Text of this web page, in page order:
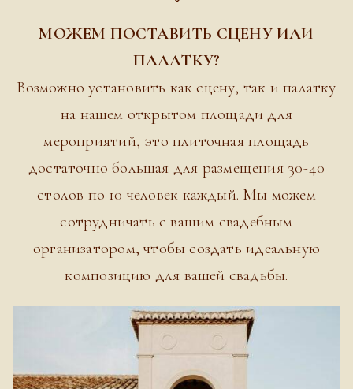
МОЖЕМ ПОСТАВИТЬ СЦЕНУ ИЛИ
ПАЛАТКУ?
Возможно установить как сцену, так и палатку
на нашем открытом площади для
мероприятий, это плиточная площадь
достаточно большая для размещения 30-40
столов по 10 человек каждый. Мы можем
сотрудничать с вашим свадебным
организатором, чтобы создать идеальную
композицию для вашей свадьбы.